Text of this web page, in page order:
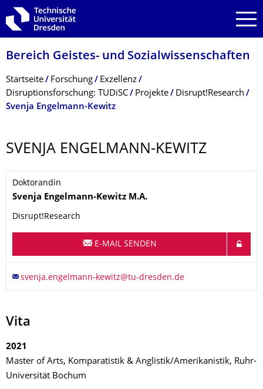
Zur Hauptnavigation springen
Zur Suche springen
Zum Inhalt springen
Bereich Geistes- und Sozialwissenschaf­ten
Breadcrumb-Menü
Startseite Forschung
Exzellenz
Disruptionsforschung: TUDiSC
Projekte
Disrupt!Research
Svenja Engelmann-Kewitz
SVENJA ENGELMANN-KEWITZ
Doktorandin
Name
Svenja Engelmann-Kewitz M.A.
Disrupt!Research
E-MAIL SENDEN
Vita
2021
Master of Arts, Komparatistik & Anglistik/Amerikanistik, Ruhr-
Universität Bochum